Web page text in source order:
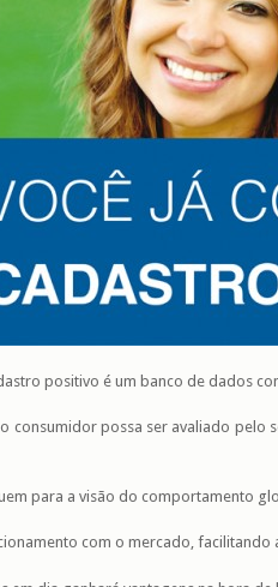
positivo é um banco de dados
consumidor possa ser avaliado
para a visão do comportamento
com o mercado,